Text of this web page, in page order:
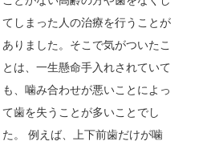
てしまった人の治療を行うことが
ありました。そこで気がついたこ
とは、一生懸命手入れされていて
も、噛み合わせが悪いことによっ
て歯を失うことが多いことでし
た。 例えば、上下前歯だけが噛